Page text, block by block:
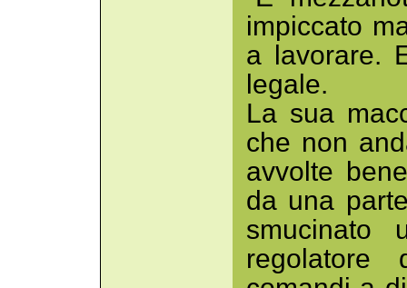
impiccato
a lavorare.
legale.
La sua
che non
avvolte
da una
smucinato